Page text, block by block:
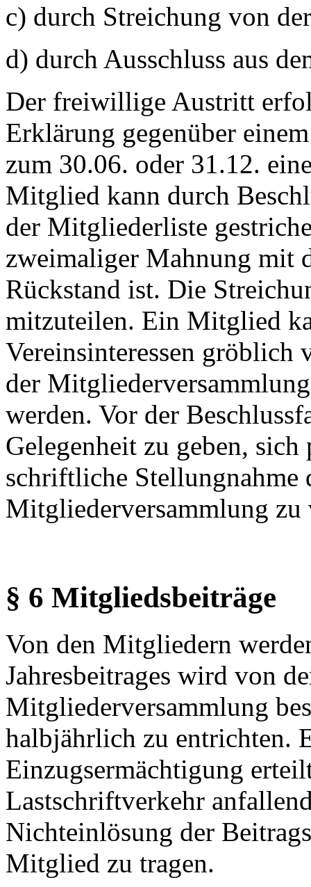
c) durch Streichung von
d) durch Ausschluss aus
Der freiwillige Austritt
Erklärung gegenüber
zum 30.06. oder 31.12.
Mitglied kann durch
der Mitgliederliste
zweimaliger Mahnung mit
Rückstand ist. Die
mitzuteilen. Ein Mitglied
Vereinsinteressen gröblich
der
werden. Vor der
Gelegenheit zu geben,
schriftliche Stellungnahme
Mitgliederversammlung zu
§ 6 Mitgliedsbeiträge
Von den Mitgliedern
Jahresbeitrages wird von
Mitgliederversammlung
halbjährlich zu entrichten.
Einzugsermächtigung
Lastschriftverkehr
Nichteinlösung der
Mitglied zu tragen.